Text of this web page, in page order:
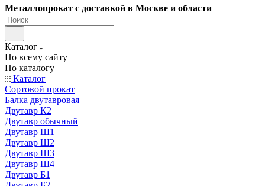
Металлопрокат с доставкой в Москве и области
Каталог
По всему сайту
По каталогу
Каталог
Сортовой прокат
Балка двутавровая
Двутавр К2
Двутавр обычный
Двутавр Ш1
Двутавр Ш2
Двутавр Ш3
Двутавр Ш4
Двутавр Б1